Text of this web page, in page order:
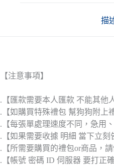
描
【注意事項】
.【匯款需要本人匯款 不能其他
.【如購買特殊禮包 幫狗狗附上
.【每張單處理速度不同，急用
.【如果需要收據 明細 當下立刻
.【所需要購買的禮包or商品，
.【帳號 密碼 ID 伺服器 要打正